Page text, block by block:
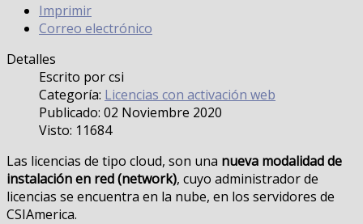
Imprimir
Correo electrónico
Detalles
Escrito porcsi
Categoría: Licencias con activación web
Publicado: 02 Noviembre 2020
Visto: 11684
Las licencias de tipo cloud, son una nueva modalidad de
instalación en red (network), cuyo administrador de
licencias se encuentra en la nube, en los servidores de
CSIAmerica.